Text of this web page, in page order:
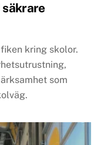
kring skolor.
som